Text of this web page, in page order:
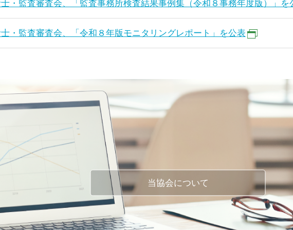
・監査審査会、「監査事務所検査結果事例集（令和８事務年度版）」を
・監査審査会、「令和８年版モニタリングレポート」を公表
当協会について